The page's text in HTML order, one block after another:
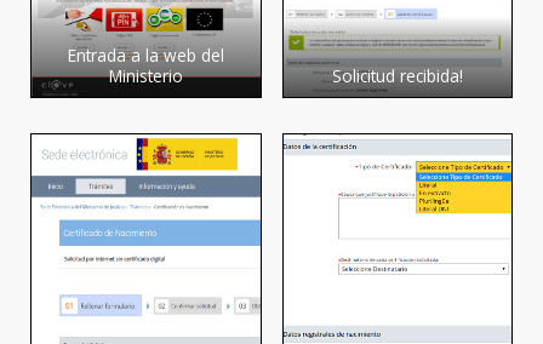
Entrada a la web del
Ministerio
Solicitud recibida!